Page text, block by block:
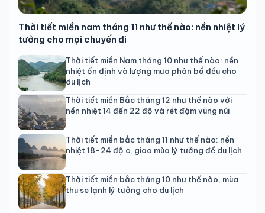
Thời tiết miền nam tháng 11 như thế nào: nền nhiệt lý
tưởng cho mọi chuyến đi
Thời tiết miền Nam tháng 10 như thế nào: nền
nhiệt ổn định và lượng mưa phân bổ đều cho
du lịch
Thời tiết miền Bắc tháng 12 như thế nào với
nền nhiệt 14 đến 22 độ và rét đậm vùng núi
Thời tiết miền bắc tháng 11 như thế nào: nền
nhiệt 18-24 độ c, giao mùa lý tưởng để du lịch
Thời tiết miền bắc tháng 10 như thế nào, mùa
thu se lạnh lý tưởng cho du lịch